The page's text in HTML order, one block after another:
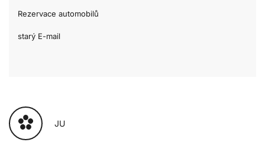
Rezervace automobilů
starý E-mail
JU